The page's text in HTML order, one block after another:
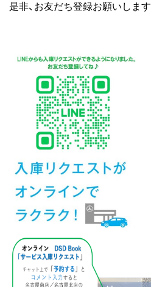
是非、お友だち登録お願いします